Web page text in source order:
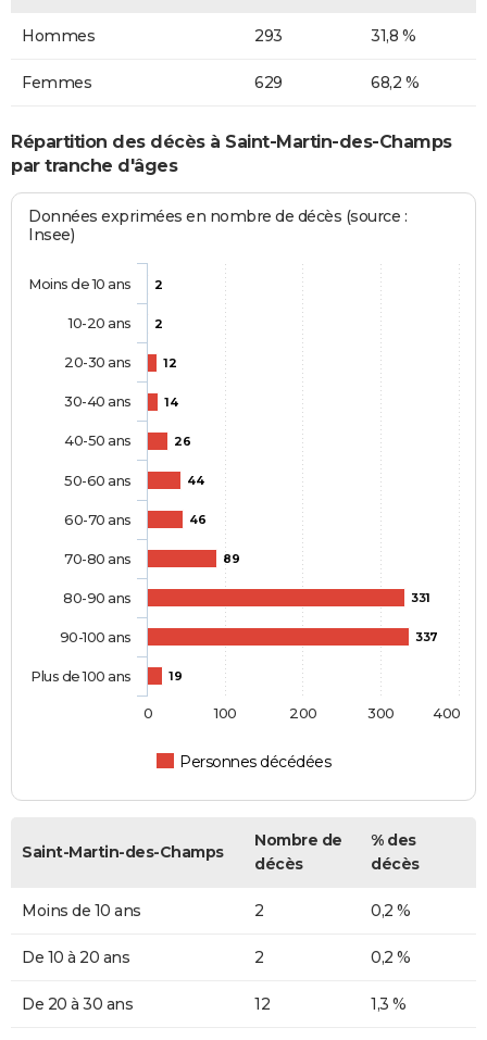
Hommes 293 31,8 %
Femmes 629 68,2 %
Répartition des décès à Saint-Martin-des-Champs
par tranche d'âges
Données exprimées en nombre de décès (source :
Insee)
2
2
12
14
26
44
46
89
331
337
19
Personnes décédées
Moins de 10 ans
10-20 ans
20-30 ans
30-40 ans
40-50 ans
50-60 ans
60-70 ans
70-80 ans
80-90 ans
90-100 ans
Plus de 100 ans
0 100 200 300 400
Saint-Martin-des-Champs
Nombre de
décès
% des
décès
Moins de 10 ans 2 0,2 %
De 10 à 20 ans 2 0,2 %
De 20 à 30 ans 12 1,3 %